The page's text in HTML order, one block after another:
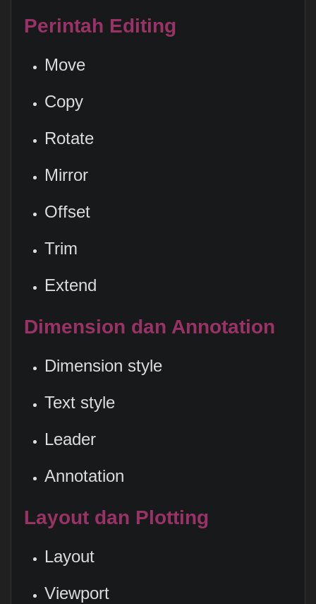
Perintah Editing
Move
Copy
Rotate
Mirror
Offset
Trim
Extend
Dimension dan Annotation
Dimension style
Text style
Leader
Annotation
Layout dan Plotting
Layout
Viewport